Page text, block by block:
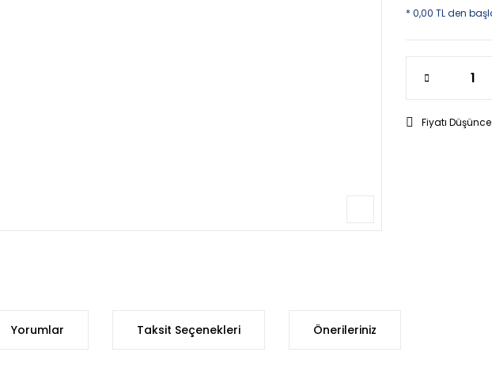
* 0,00 TL den
Fiyatı
Yorumlar Taksit Seçenekleri Önerileriniz